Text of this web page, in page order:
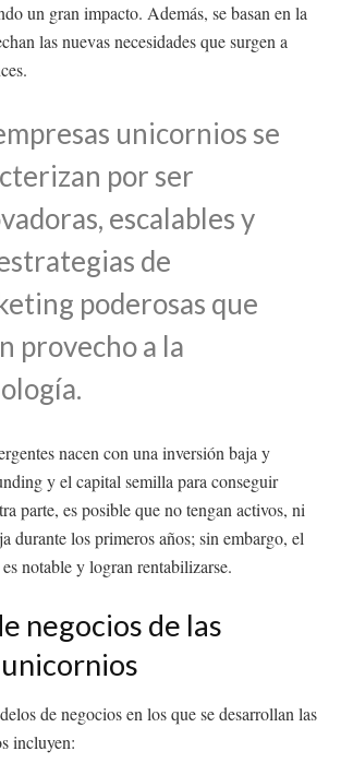
un gran impacto. Además, se basan en la
las nuevas necesidades que surgen a
unicornios se
por ser
escalables y
de
poderosas que
provecho a la
nacen con una inversión baja y
y el capital semilla para conseguir
parte, es posible que no tengan activos, ni
durante los primeros años; sin embargo, el
notable y logran rentabilizarse.
negocios de las
de negocios en los que se desarrollan las
incluyen: